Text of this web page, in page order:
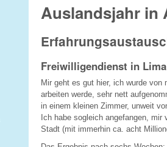
Auslandsjahr in
Freiwilligendienst in Lima
Mir geht es gut hier, ich wurde
arbeiten werde, sehr nett
in einem kleinen Zimmer, unweit
Ich habe sogleich angefangen,
Stadt (mit immerhin ca. acht